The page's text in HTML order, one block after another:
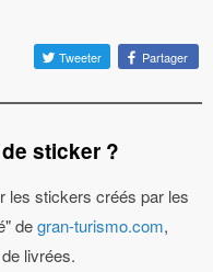
Tweeter Partager
sticker ?
les stickers créés par les
degran-turismo.com,
livrées.